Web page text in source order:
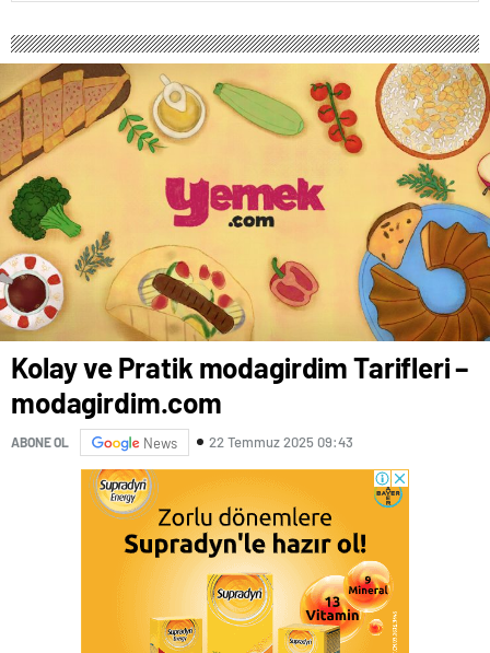
Kolay ve Pratik modagirdim Tarifleri –
modagirdim.com
ABONE OL News 22 Temmuz 2025 09:43